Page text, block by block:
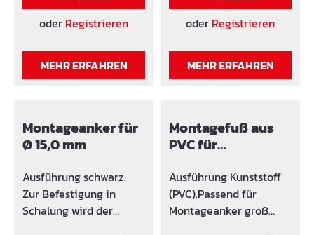
oder Registrieren
MEHR ERFAHREN
oder Registrieren
MEHR ERFAHREN
Montageanker für
Ø 15,0 mm
Ausführung schwarz.
Zur Befestigung in
Schalung wird der
Montagefuß aus
PVC für
Ausführung Kunststoff
(PVC).Passend für
Montageanker groß